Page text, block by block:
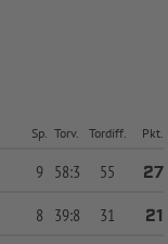
Sp. Torv. Tordiff. Pkt.
9 58:3 55
27
8 39:8 31
21